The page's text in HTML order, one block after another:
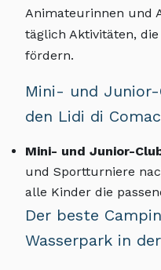
Animateurinnen und
täglich Aktivitäten,
fördern.
Mini- und
den Lidi di
Mini- und Junior-
und Sportturniere
alle Kinder die
Der beste
Wasserpark in